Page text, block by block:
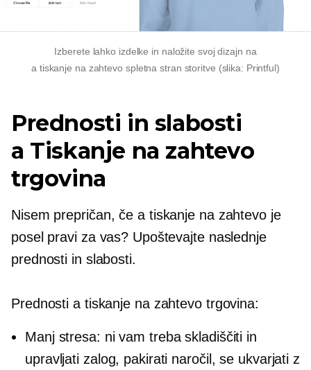
Izberete lahko izdelke in naložite svoj dizajn na
a tiskanje na zahtevo spletna stran storitve (slika: Printful)
Prednosti in slabosti
a Tiskanje na zahtevo
trgovina
Nisem prepričan, če a tiskanje na zahtevoje
posel pravi za vas? Upoštevajte naslednje
prednosti in slabosti.
Prednosti a tiskanje na zahtevotrgovina:
Manj stresa: ni vam treba skladiščiti in
upravljati zalog, pakirati naročil, se ukvarjati z